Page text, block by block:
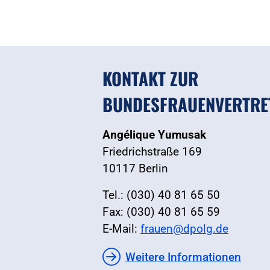
KONTAKT ZUR
Angélique Yumusak
Friedrichstraße 169
10117 Berlin
Tel.: (030) 40 81 65 50
Fax: (030) 40 81 65 59
E-Mail: frauen@dpolg.de
Weitere Informationen